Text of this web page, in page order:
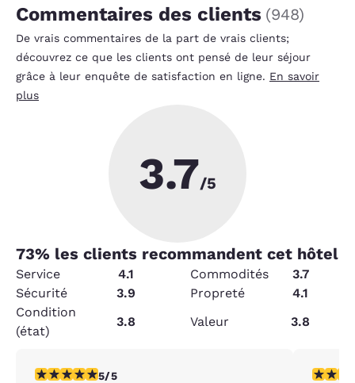
Commentaires des clients (948)
De vrais commentaires de la part de vrais clients;
découvrez ce que les clients ont pensé de leur séjour
grâce à leur enquête de satisfaction en ligne. En savoir
plus
3.7/5
73% les clients recommandent cet hôtel
Service 4.1 Commodités
3.7
Sécurité
3.9 Propreté
4.1
Condition
(état)
3.8 Valeur 3.8
5 étoiles. Exceptionnel. 1 commentaire
5/5 4